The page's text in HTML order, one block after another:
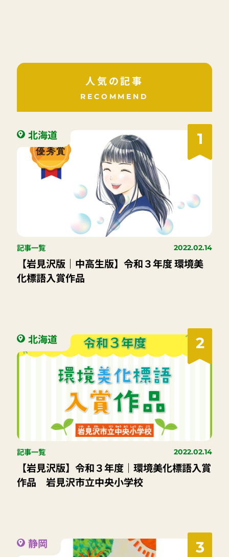
人気の記事
RECOMMEND
1
北海道
記事一覧 2022.02.14
【岩見沢版｜中高生版】令和３年度 環境美
化標語入賞作品
2
北海道
記事一覧 2022.02.14
【岩見沢版】令和３年度｜環境美化標語入賞
作品 岩見沢市立中央小学校
3
静岡